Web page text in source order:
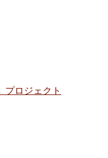
プロジェクト